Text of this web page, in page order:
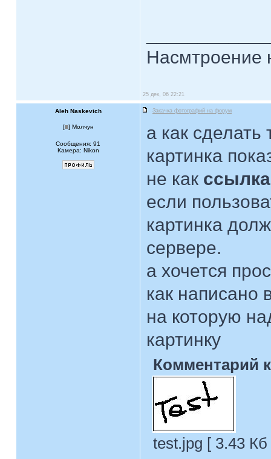
Насмтроение
25 дек, 06 22:21
Aleh Naskevich Закачка фотографий на форум
[ ] Молчун
Сообщения: 91
Камера: Nikon
а как сделать
картинка
не как ссылка
если
картинка
сервере.
а хочется
как написано
на которую
картинку
Комментарий
test.jpg [ 3.43